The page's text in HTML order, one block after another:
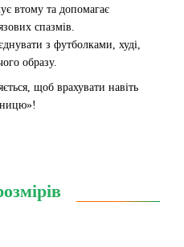
втому та допомагає
спазмів.
з футболками, худі,
образу.
щоб врахувати навіть